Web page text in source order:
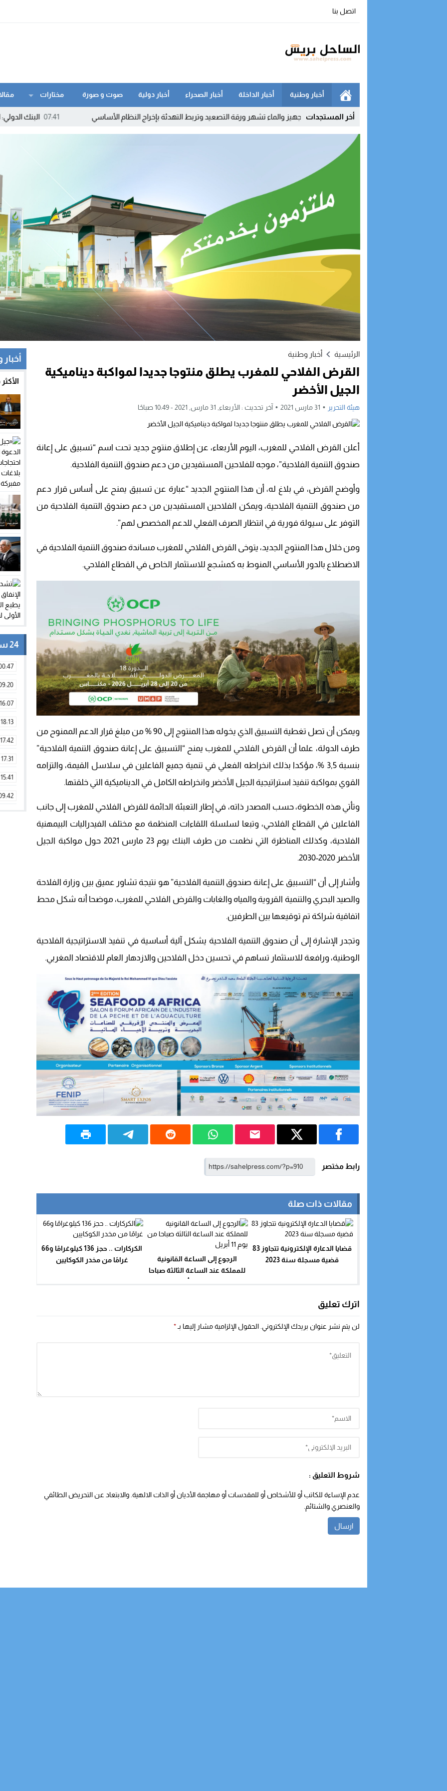
اتصل بنا
أخبار وطنية أخبار الداخلة أخبار الصحراء أخبار دولية صوت و صورة مختارات
أخر المستجدات 07:41 البنك الدولي: التكنولوجيا نقابات التجهيز والماء تشهر ورقة التصعيد وتربط التهدئة بإخراج النظام الأساسي
الرئيسية أخبار وطنية
القرض الفلاحي للمغرب يطلق منتوجا جديدا لمواكبة ديناميكية
الجيل الأخضر
هيئة التحرير 31 مارس 2021 آخر تحديث : الأربعاء, 31 مارس, 2021 - 10:49 صباحًا
أعلن القرض الفلاحي للمغرب، اليوم الأربعاء، عن إطلاق منتوج جديد تحت اسم “تسبيق على إعانة
صندوق التنمية الفلاحية”، موجه للفلاحين المستفيدين من دعم صندوق التنمية الفلاحية.
وأوضح القرض، في بلاغ له، أن هذا المنتوج الجديد “عبارة عن تسبيق يمنح على أساس قرار دعم
من صندوق التنمية الفلاحية، ويمكن الفلاحين المستفيدين من دعم صندوق التنمية الفلاحية من
التوفر على سيولة فورية في انتظار الصرف الفعلي للدعم المخصص لهم”.
ومن خلال هذا المنتوج الجديد، يتوخى القرض الفلاحي للمغرب مساندة صندوق التنمية الفلاحية في
الاضطلاع بالدور الأساسي المنوط به كمشجع للاستثمار الخاص في القطاع الفلاحي.
ويمكن أن تصل تغطية التسبيق الذي يخوله هذا المنتوج إلى 90 % من مبلغ قرار الدعم الممنوح من
طرف الدولة، علما أن القرض الفلاحي للمغرب يمنح “التسبيق على إعانة صندوق التنمية الفلاحية”
بنسبة 3,5 %، مؤكدا بذلك انخراطه الفعلي في تنمية جميع الفاعلين في سلاسل القيمة، والتزامه
القوي بمواكبة تنفيذ استراتيجية الجيل الأخضر وانخراطه الكامل في الديناميكية التي خلقتها.
وتأتي هذه الخطوة، حسب المصدر ذاته، في إطار التعبئة الدائمة للقرض الفلاحي للمغرب إلى جانب
الفاعلين في القطاع الفلاحي، وتبعا لسلسلة اللقاءات المنظمة مع مختلف الفيدراليات البيمهنية
الفلاحية، وكذلك المناظرة التي نظمت من طرف البنك يوم 23 مارس 2021 حول مواكبة الجيل
الأخضر 2020-2030.
وأشار إلى أن “التسبيق على إعانة صندوق التنمية الفلاحية” هو نتيجة تشاور عميق بين وزارة الفلاحة
والصيد البحري والتنمية القروية والمياه والغابات والقرض الفلاحي للمغرب، موضحا أنه شكل محط
اتفاقية شراكة تم توقيعها بين الطرفين.
وتجدر الإشارة إلى أن صندوق التنمية الفلاحية يشكل آلية أساسية في تنفيذ الاستراتيجية الفلاحية
الوطنية، ورافعة للاستثمار تساهم في تحسين دخل الفلاحين والازدهار العام للاقتصاد المغربي.
رابط مختصر
مقالات ذات صلة
قضايا الدعارة الإلكترونية تتجاوز 83
قضية مسجلة سنة 2023
الرجوع إلى الساعة القانونية
للمملكة عند الساعة الثالثة صباحا
الكركارات .. حجز 136 كيلوغرامًا و66
غرامًا من مخدر الكوكايين
اترك تعليق
لن يتم نشر عنوان بريدك الإلكتروني.الحقول الإلزامية مشار إليها بـ*
شروط التعليق :
عدم الإساءة للكاتب أو للأشخاص أو للمقدسات أو مهاجمة الأديان أو الذات الالهية. والابتعاد عن التحريض الطائفي
والعنصري والشتائم.
24 ساعة
16:07
18:13
17:42
17:31
15:41